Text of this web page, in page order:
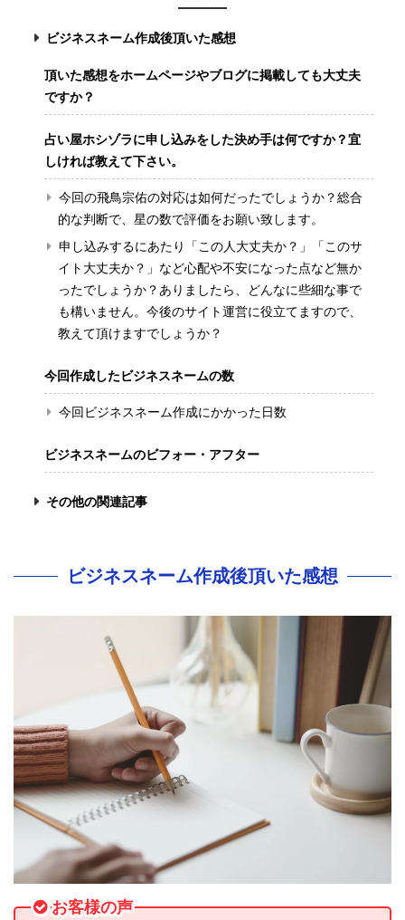
ビジネスネーム作成後頂いた感想
頂いた感想をホームページやブログに掲載しても大丈夫
ですか？
占い屋ホシゾラに申し込みをした決め手は何ですか？宜
しければ教えて下さい。
今回の飛鳥宗佑の対応は如何だったでしょうか？総合
的な判断で、星の数で評価をお願い致します。
申し込みするにあたり「この人大丈夫か？」「このサ
イト大丈夫か？」など心配や不安になった点など無か
ったでしょうか？ありましたら、どんなに些細な事で
も構いません。今後のサイト運営に役立てますので、
教えて頂けますでしょうか？
今回作成したビジネスネームの数
今回ビジネスネーム作成にかかった日数
ビジネスネームのビフォー・アフター
その他の関連記事
ビジネスネーム作成後頂いた感想
お客様の声